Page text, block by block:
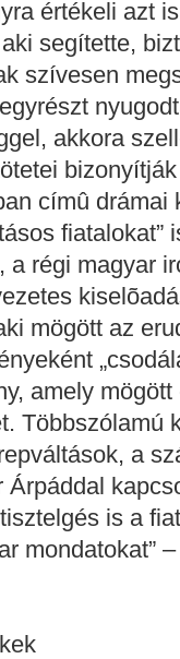
értékeli azt
segítette,
szívesen
akkora
címû
a régi magyar
mögött az
amely
Többszólamú
a
Árpáddal
is a
mondatokat”